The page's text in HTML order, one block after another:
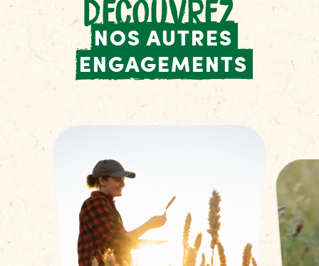
DÉCOUVREZ
NOS AUTRES
ENGAGEMENTS